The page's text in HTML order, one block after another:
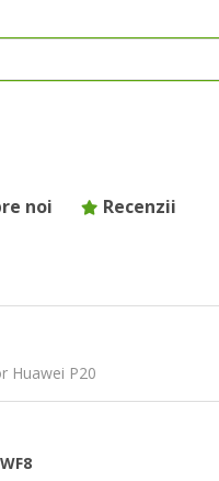
noi Recenzii
Huawei P20